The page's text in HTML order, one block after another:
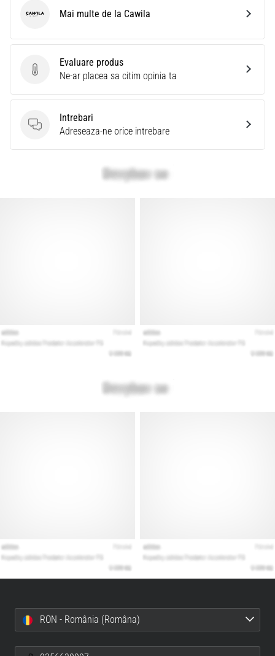
Evaluare produs
Evaluare produs
Ne-ar placea sa citim opinia ta
Intrebari
Intrebari
Adreseaza-ne orice intrebare
Cawila Mai multe de la Cawila
RON - România (Româna)